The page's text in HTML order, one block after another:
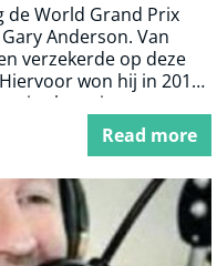
de World Grand Prix
Anderson. Van
verzekerde op deze
won hij in 2012
zakcentje van
mooier te maken is
die de World Grand
Read more